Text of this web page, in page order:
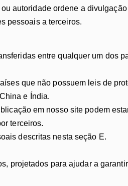
autoridade ordene a
pessoais a terceiros.
entre qualquer um dos
que não possuem leis de
e Índia.
em nosso site podem
terceiros.
descritas nesta seção E.
projetados para ajudar a